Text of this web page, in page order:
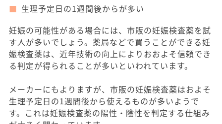
生理予定日の1週間後からが多い
妊娠の可能性がある場合には、市販の妊娠検査薬を試
す人が多いでしょう。薬局などで買うことができる妊
娠検査薬は、近年技術の向上によりおおよそ信頼でき
る判定が得られることが多いといわれています。
メーカーにもよりますが、市販の妊娠検査薬はおよそ
生理予定日の1週間後から使えるものが多いようで
す。これは妊娠検査薬の陽性・陰性を判定する仕組み